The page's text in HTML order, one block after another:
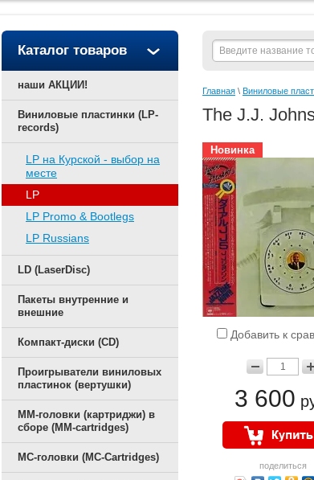
Каталог товаров
наши АКЦИИ!
Виниловые пластинки (LP-
records)
LP на Курской - выбор на
месте
LP
LP Promo & Bootlegs
LP Russians
LD (LaserDisc)
Пакеты внутренние и
внешние
Компакт-диски (CD)
Проигрыватели виниловых
пластинок (вертушки)
ММ-головки (картриджи) в
сборе (MM-cartridges)
MC-головки (MC-Cartridges)
Главная \ Виниловые
The J.J.
Новинка
Добавить к
3 600
поделиться